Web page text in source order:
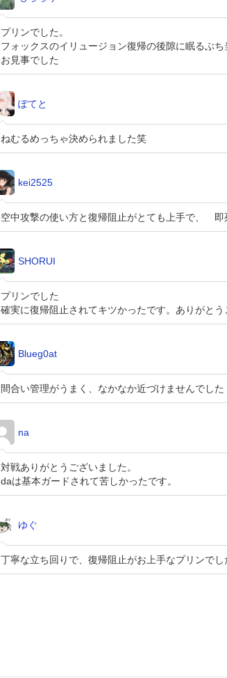
プリンでした。
フォックスのイリュージョン復帰の後隙に眠るぶ
お見事でした
ぽてと
ねむるめっちゃ決められました笑
kei2525
空中攻撃の使い方と復帰阻止がとても上手で、 即
SHORUI
プリンでした
確実に復帰阻止されてキツかったです。ありがとう
Blueg0at
間合い管理がうまく、なかなか近づけませんでした
na
対戦ありがとうございました。
daは基本ガードされて苦しかったです。
ゆぐ
丁寧な立ち回りで、復帰阻止がお上手なプリンで